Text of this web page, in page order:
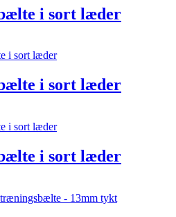
i sort læder
i sort læder
i sort læder